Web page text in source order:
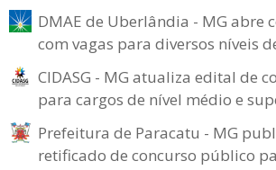
DMAE de Uberlândia - MG abre
com vagas para diversos níveis
CIDASG - MG atualiza edital de
para cargos de nível médio e
Prefeitura de Paracatu - MG
retificado de concurso público